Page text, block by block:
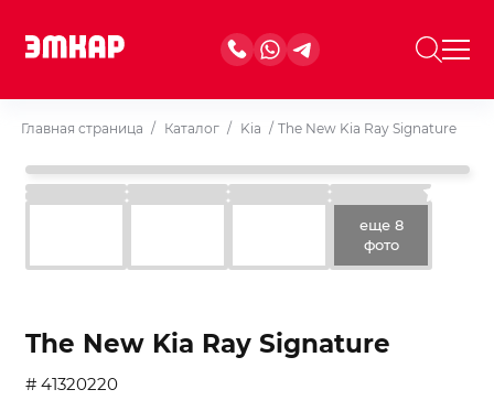
Главная страница / Каталог / Kia / The New Kia Ray Signature
еще 8
фото
The New Kia Ray Signature
# 41320220